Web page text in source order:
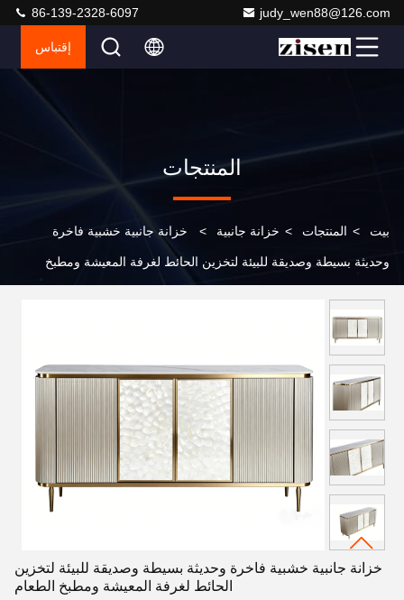
judy_wen88@126.com
86-139-2328-6097
إقتباس
المنتجات
بيت > المنتجات > خزانة جانبية > خزانة جانبية خشبية فاخرة
وحديثة بسيطة وصديقة للبيئة لتخزين الحائط لغرفة المعيشة ومطبخ
خزانة جانبية خشبية فاخرة وحديثة بسيطة وصديقة للبيئة لتخزين
الحائط لغرفة المعيشة ومطبخ الطعام